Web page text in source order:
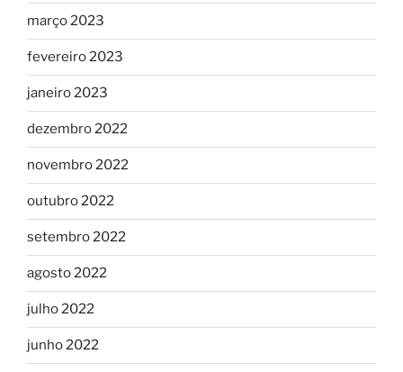
março 2023
fevereiro 2023
janeiro 2023
dezembro 2022
novembro 2022
outubro 2022
setembro 2022
agosto 2022
julho 2022
junho 2022